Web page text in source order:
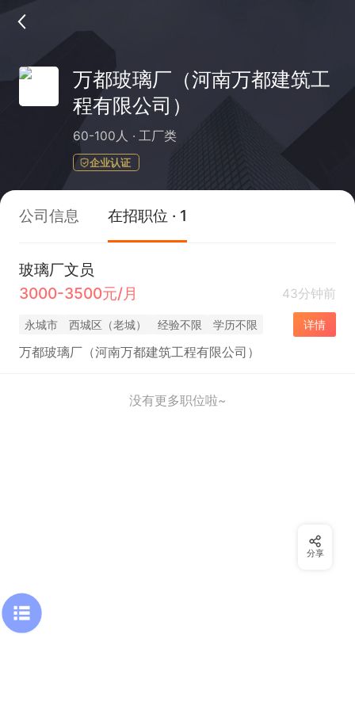
万都玻璃厂（河南万都建筑工
程有限公司）
60-100人 工厂类
企业认证
公司信息 在招职位 · 1
玻璃厂文员
3000-3500元/月
43分钟前
永城市 西城区（老城） 经验不限 学历不限 详情
万都玻璃厂（河南万都建筑工程有限公司）
没有更多职位啦~
分享